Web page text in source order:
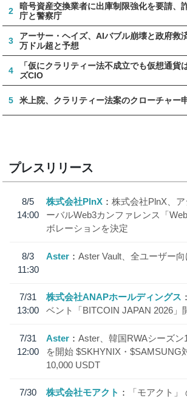
2
暗号資産交換業者に出庫制限強化を要請
庁と警察庁
3
アーサー・ヘイズ、AIバブル崩壊と政府救
万ドル超と予想
4
「仮にクラリティー法不成立でも仮想通貨
ズCIO
5 米上院、クラリティー法案のクローチャー
プレスリリース
8/5
14:00
株式会社PlnX
株式会社PlnX、
ーバルWeb3カンファレンス「
ボレーションを決定
8/3
11:30
Aster Aster Vault、全ユーザー
7/31
13:00
株式会社ANAPホールディングス
ベント「BITCOIN JAPAN 2026」
7/31
12:00
Aster
Aster、韓国RWAシーズ
を開始 $SKHYNIX・$SAMSUNG
10,000 USDT
7/30 株式会社モアクト 「モアクト